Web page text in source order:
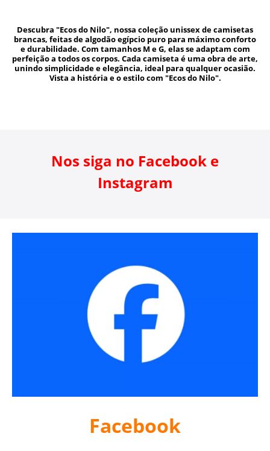
Descubra "Ecos do Nilo", nossa coleção unissex de camisetas
brancas, feitas de algodão egípcio puro para máximo conforto
e durabilidade. Com tamanhos M e G, elas se adaptam com
perfeição a todos os corpos. Cada camiseta é uma obra de arte,
unindo simplicidade e elegância, ideal para qualquer ocasião.
Vista a história e o estilo com "Ecos do Nilo".
Nos siga no Facebook e
Instagram
Facebook